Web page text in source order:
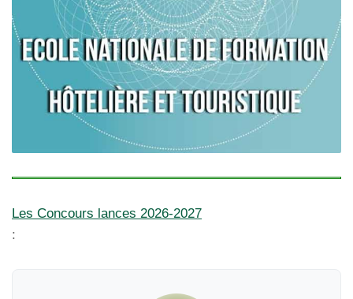
Les Concours lances 2026-2027
: